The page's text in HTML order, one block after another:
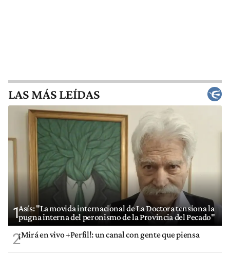
LAS MÁS LEÍDAS
1Asís: "La movida internacional de La Doctora tensiona la
pugna interna del peronismo de la Provincia del Pecado"
2¡Mirá en vivo +Perfil!: un canal con gente que piensa